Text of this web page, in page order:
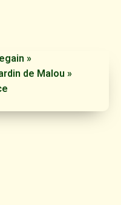
»
de Malou »